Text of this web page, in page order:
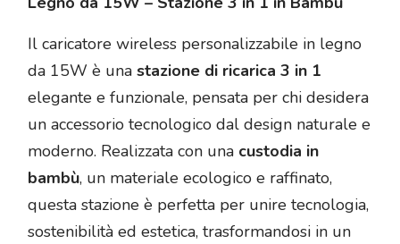
Il caricatore wireless personalizzabile in legno
da 15W è una stazione di ricarica 3 in 1
elegante e funzionale, pensata per chi desidera
un accessorio tecnologico dal design naturale e
moderno. Realizzata con una custodia in
bambù, un materiale ecologico e raffinato,
questa stazione è perfetta per unire tecnologia,
sostenibilità ed estetica, trasformandosi in un